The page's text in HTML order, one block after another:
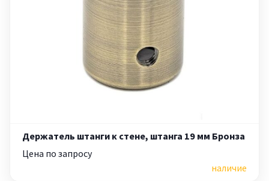
Держатель штанги к стене, штанга 19 мм Бронза
Цена по запросу
наличие